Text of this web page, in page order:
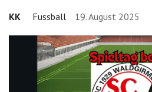
KK Fussball 19. August 2025